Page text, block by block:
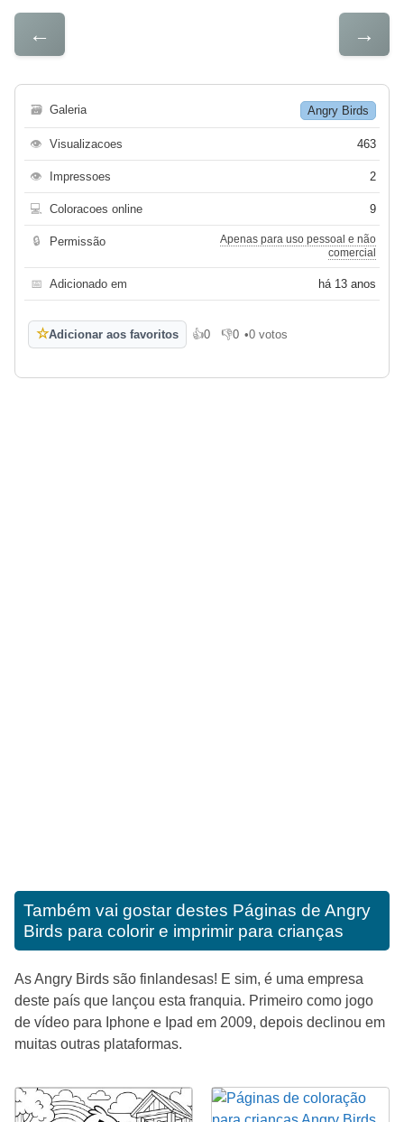
← →
🗃 Galeria Angry Birds
👁 Visualizacoes 463
👁 Impressoes 2
💻 Coloracoes online 9
🔒 Permissão
Apenas para uso pessoal e não
comercial
📅 Adicionado em há 13 anos
☆Adicionar aos favoritos 👍0
Gosto👎0
Não gosto
•0 votos
Também vai gostar destes Páginas de Angry
Birds para colorir e imprimir para crianças
As Angry Birds são finlandesas! E sim, é uma empresa
deste país que lançou esta franquia. Primeiro como jogo
de vídeo para Iphone e Ipad em 2009, depois declinou em
muitas outras plataformas.